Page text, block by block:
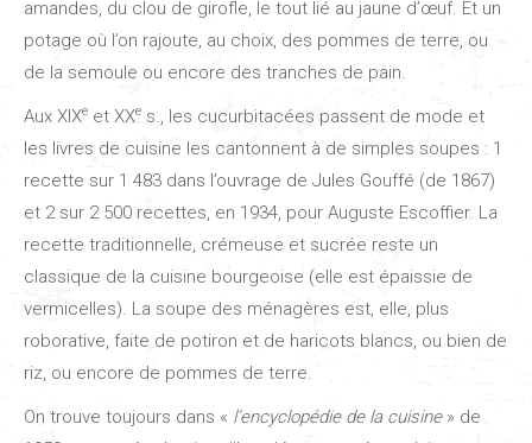
amandes, du clou de girofle, le tout lié au jaune d’œuf. Et un
potage où l’on rajoute, au choix, des pommes de terre, ou
de la semoule ou encore des tranches de pain.
Aux XIXe et XXe s., les cucurbitacées passent de mode et
les livres de cuisine les cantonnent à de simples soupes : 1
recette sur 1 483 dans l’ouvrage de Jules Gouffé (de 1867)
et 2 sur 2 500 recettes, en 1934, pour Auguste Escoffier. La
recette traditionnelle, crémeuse et sucrée reste un
classique de la cuisine bourgeoise (elle est épaissie de
vermicelles). La soupe des ménagères est, elle, plus
roborative, faite de potiron et de haricots blancs, ou bien de
riz, ou encore de pommes de terre.
On trouve toujours dans « l’encyclopédie de la cuisine» de